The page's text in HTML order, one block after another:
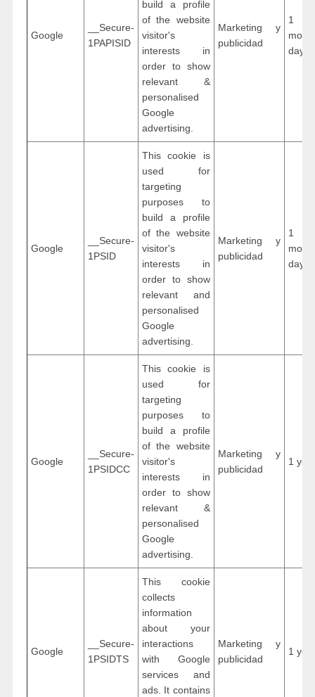
Google
__Secure-
1PAPISID
build a profile
of the website
visitor's
interests in
order to show
relevant &
personalised
Google
advertising.
Marketing y
publicidad
1
days
Google
__Secure-
1PSID
This cookie is
used for
targeting
purposes to
build a profile
of the website
visitor's
interests in
order to show
relevant and
personalised
Google
advertising.
Marketing y
publicidad
1
days
Google
__Secure-
1PSIDCC
This cookie is
used for
targeting
purposes to
build a profile
of the website
visitor's
interests in
order to show
relevant &
personalised
Google
advertising.
Marketing y
publicidad
1
Google
__Secure-
1PSIDTS
This cookie
collects
information
about your
interactions
with Google
services and
ads. It contains
Marketing y
publicidad
1